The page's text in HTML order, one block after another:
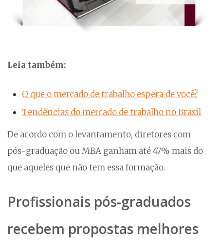
Leia também:
O que o mercado de trabalho espera de você?
Tendências do mercado de trabalho no Brasil
De acordo com o levantamento, diretores com
pós-graduação ou MBA ganham até 47% mais do
que aqueles que não tem essa formação.
Profissionais pós-graduados
recebem propostas melhores